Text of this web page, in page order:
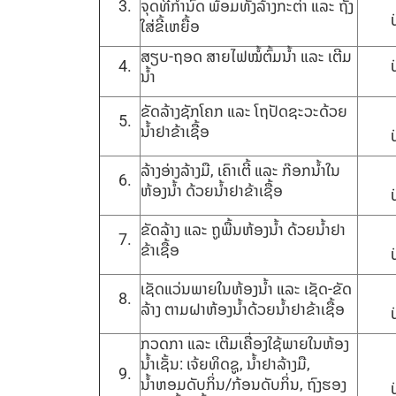
ຈຸດທີ່ກໍານົດ ພ້ອມທັງລ້າງກະຕ່າ ແລະ ຖັງ
ໃສ່ຂີ້ເຫຍື້ອ
ສຽບ-ຖອດ ສາຍໄຟໝໍ້ຕົ້ມນໍ້າ ແລະ ເຕີມ
ນໍ້າ
ຂັດລ້າງຊັກໂຄກ ແລະ ໂຖປັດຊະວະດ້ວຍ
ນໍ້າຢາຂ້າເຊື້ອ
ລ້າງອ່າງລ້າງມື, ເຄົາເຕີ້ ແລະ ກ໊ອກນໍ້າໃນ
ຫ້ອງນໍ້າ ດ້ວຍນໍ້າຢາຂ້າເຊື້ອ
ຂັດລ້າງ ແລະ ຖູພື້ນຫ້ອງນໍ້າ ດ້ວຍນໍ້າຢາ
ຂ້າເຊື້ອ
ເຊັດແວ່ນພາຍໃນຫ້ອງນໍ້າ ແລະ ເຊັດ-ຂັດ
ລ້າງ ຕາມຝາຫ້ອງນໍ້າດ້ວຍນໍ້າຢາຂ້າເຊື້ອ
ກວດກາ ແລະ ເຕີມເຄື່ອງໃຊ້ພາຍໃນຫ້ອງ
ນໍ້າເຊັ້ນ: ເຈ້ຍທິດຊູ, ນໍ້າຢາລ້າງມື,
ນໍ້າຫອມດັບກິ່ນ/ກ້ອນດັບກິ່ນ, ຖົງຮອງ